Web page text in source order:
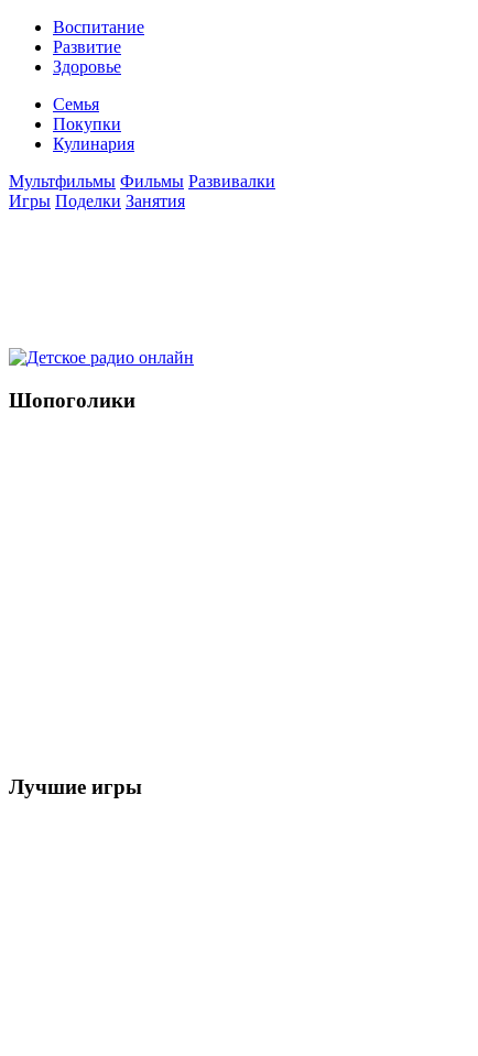
Воспитание
Развитие
Здоровье
Семья
Покупки
Кулинария
Мультфильмы Фильмы Развивалки
Игры Поделки Занятия
Шопоголики
Лучшие игры